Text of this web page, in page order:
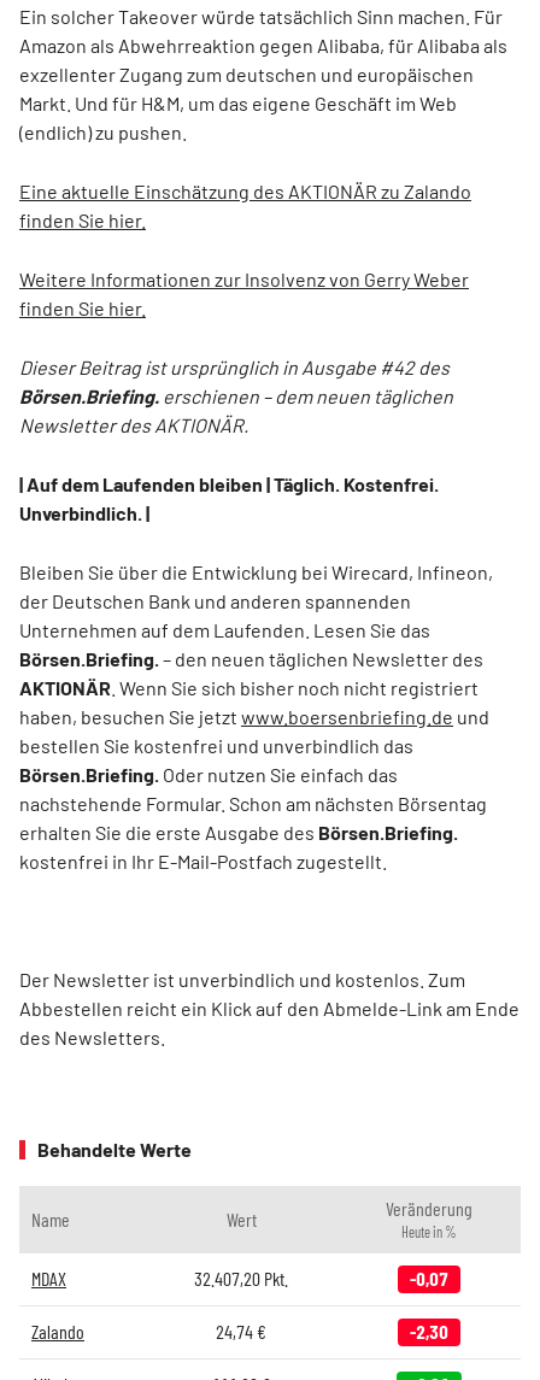
Ein solcher Takeover würde tatsächlich Sinn machen. Für
Amazon als Abwehrreaktion gegen Alibaba, für Alibaba als
exzellenter Zugang zum deutschen und europäischen
Markt. Und für H&M, um das eigene Geschäft im Web
(endlich) zu pushen.
Eine aktuelle Einschätzung des AKTIONÄR zu Zalando
finden Sie hier.
Weitere Informationen zur Insolvenz von Gerry Weber
finden Sie hier.
Dieser Beitrag ist ursprünglich in Ausgabe #42 des
Börsen.Briefing. erschienen – dem neuen täglichen
Newsletter des AKTIONÄR.
| Auf dem Laufenden bleiben | Täglich. Kostenfrei.
Unverbindlich. |
Bleiben Sie über die Entwicklung bei Wirecard, Infineon,
der Deutschen Bank und anderen spannenden
Unternehmen auf dem Laufenden. Lesen Sie das
Börsen.Briefing.– den neuen täglichen Newsletter des
AKTIONÄR . Wenn Sie sich bisher noch nicht registriert
haben, besuchen Sie jetzt www.boersenbriefing.de und
bestellen Sie kostenfrei und unverbindlich das
Börsen.Briefing. Oder nutzen Sie einfach das
nachstehende Formular. Schon am nächsten Börsentag
erhalten Sie die erste Ausgabe des Börsen.Briefing.
kostenfrei in Ihr E-Mail-Postfach zugestellt.
Der Newsletter ist unverbindlich und kostenlos. Zum
Abbestellen reicht ein Klick auf den Abmelde-Link am Ende
des Newsletters.
Behandelte Werte
Name Wert Veränderung
Heute in %
MDAX 32.407,20 Pkt. -0,07
Zalando 24,74 € -2,30